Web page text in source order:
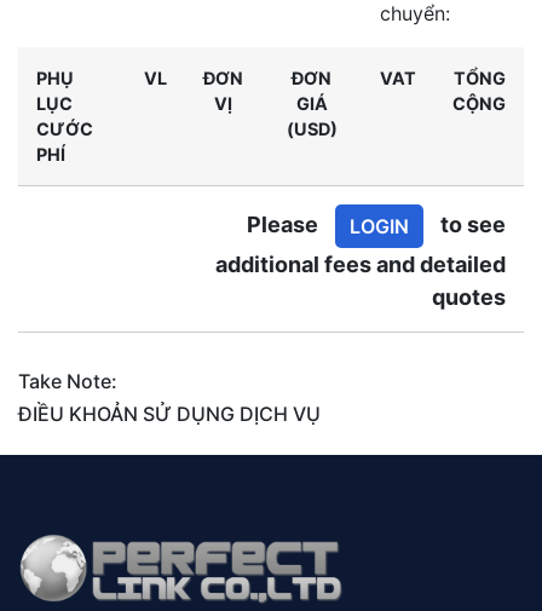
chuyển:
PHỤ
LỤC
CƯỚC
PHÍ
VL
ĐƠN
VỊ
ĐƠN
GIÁ
(USD)
VAT
TỔNG
CỘNG
Please LOGIN
to see
additional fees and detailed
quotes
Take Note:
ĐIỀU KHOẢN SỬ DỤNG DỊCH VỤ